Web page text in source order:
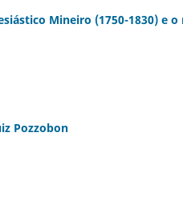
Mineiro (1750-1830) e
Pozzobon